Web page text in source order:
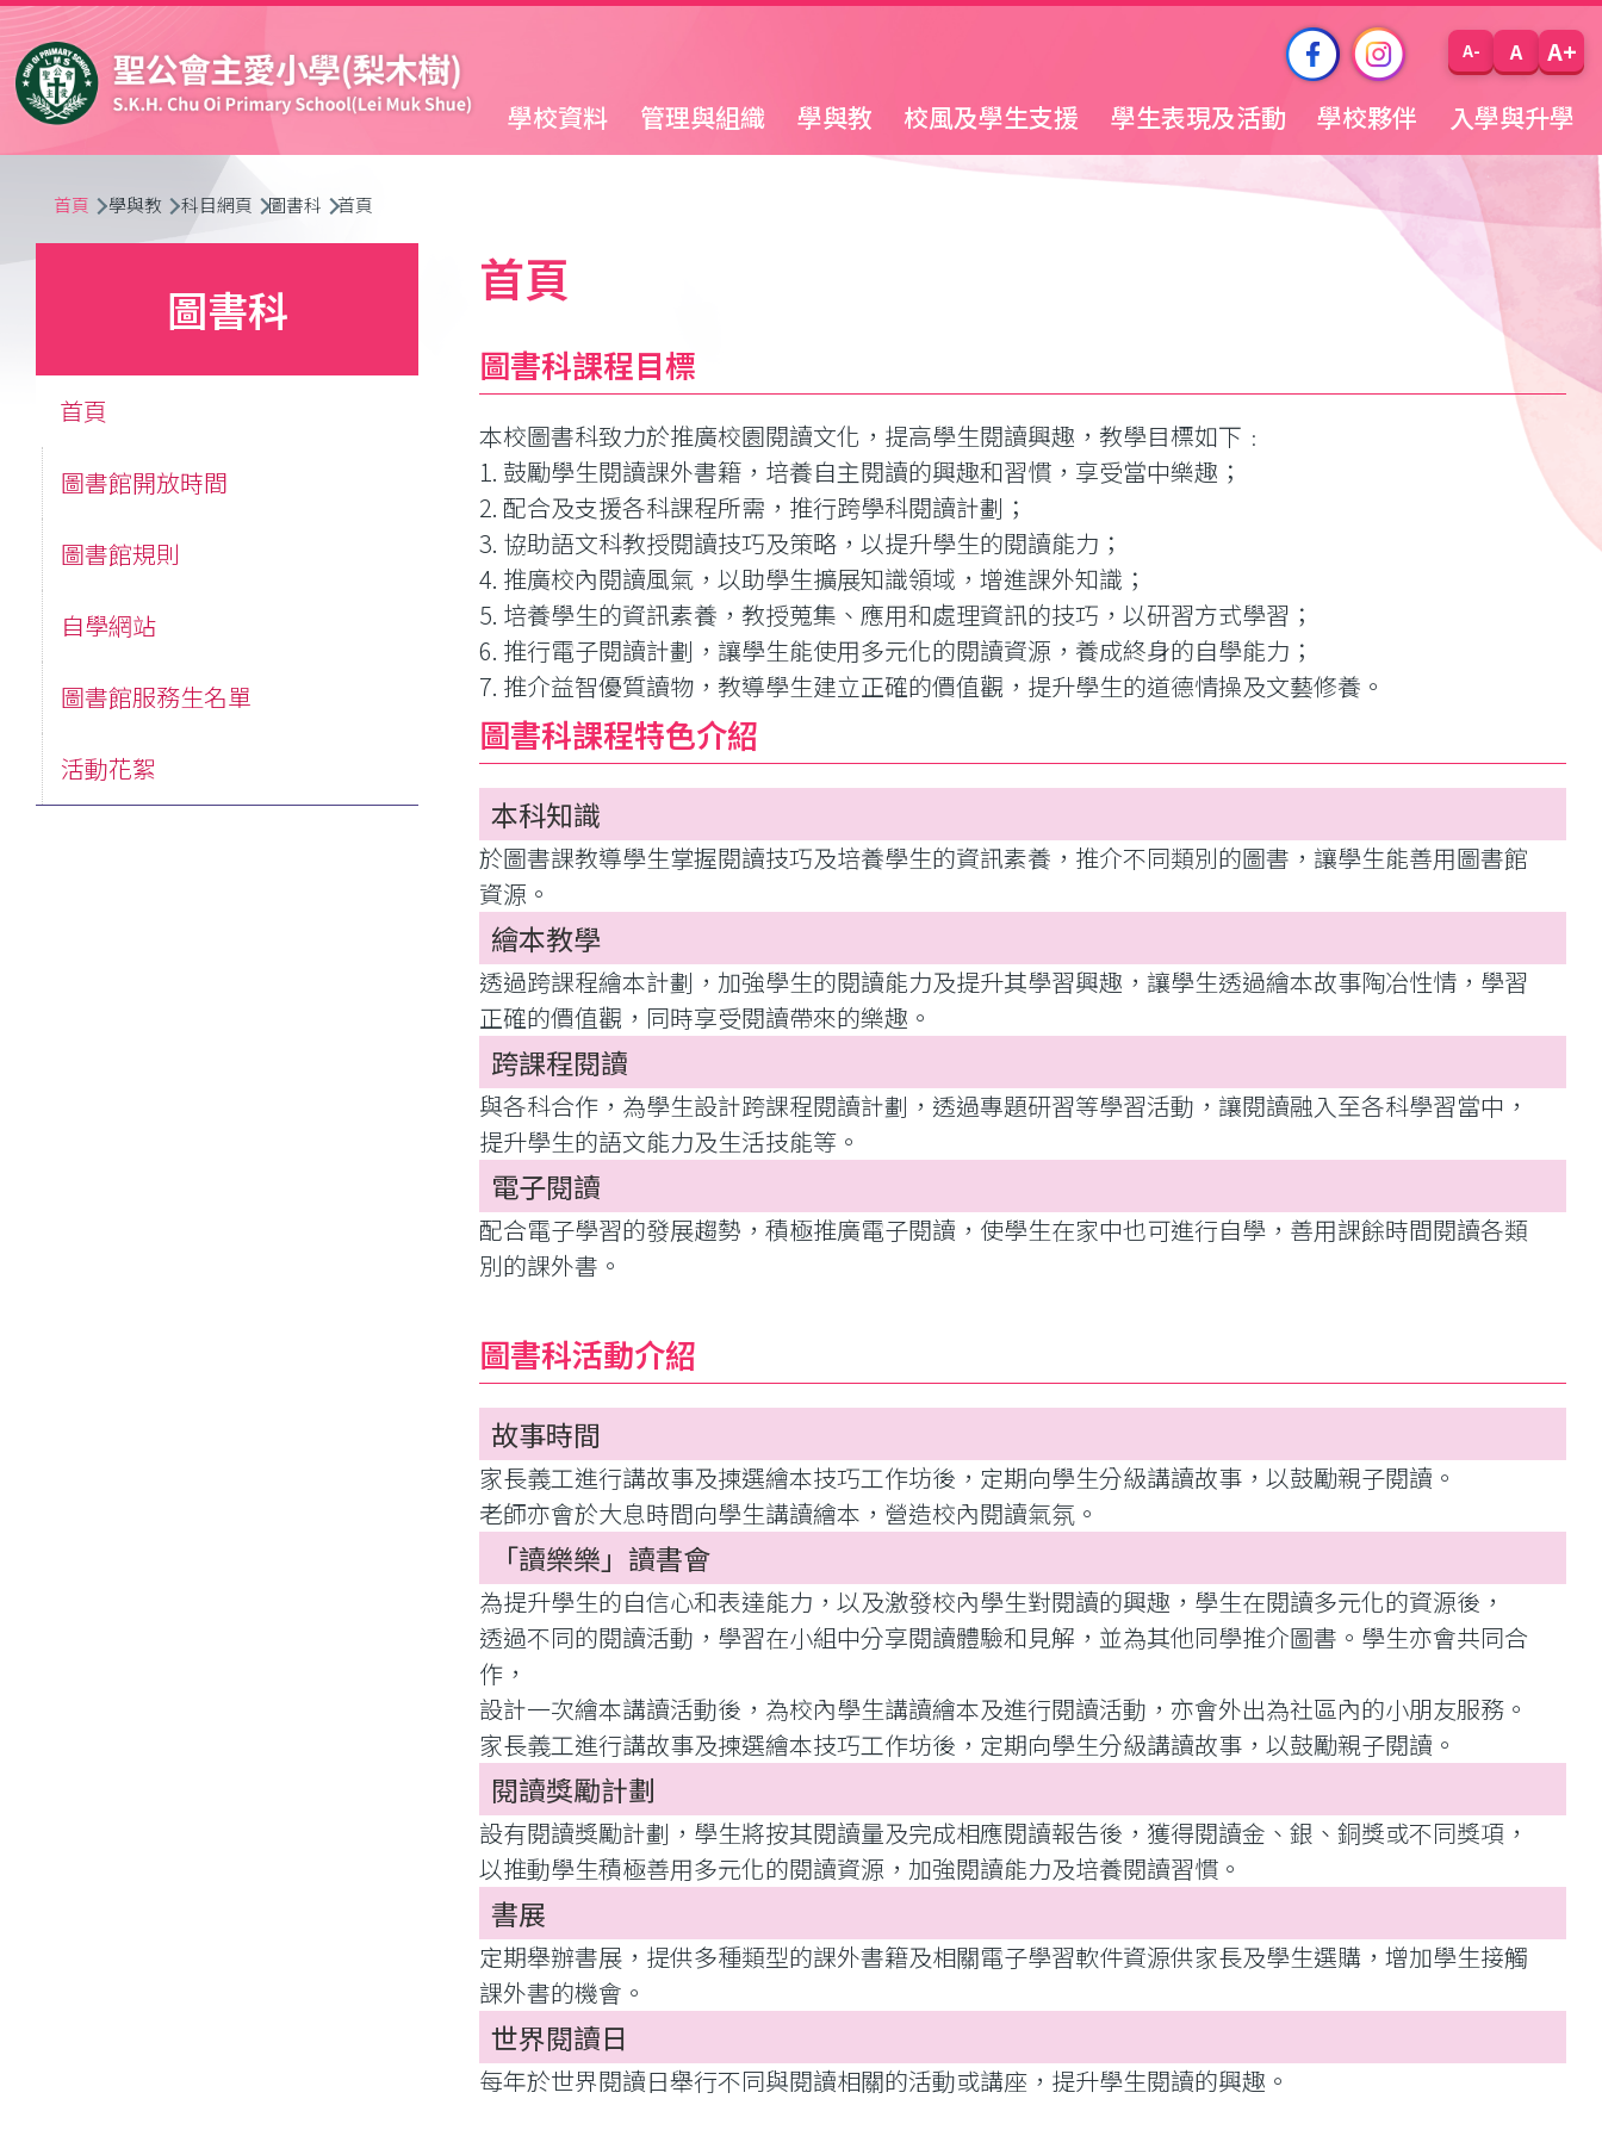
移至主內容
A- A A+
學校資料 管理與組織 學與教 校風及學生支援 學生表現及活動 學校夥伴 入學與升學
導
航
結
首頁 學與教 科目網頁 圖書科 首頁
首頁
圖書科課程目標
本校圖書科致力於推廣校園閱讀文化，提高學生閱讀興趣，教學目標如下﹕
1. 鼓勵學生閱讀課外書籍，培養自主閱讀的興趣和習慣，享受當中樂趣；
2. 配合及支援各科課程所需，推行跨學科閱讀計劃；
3. 協助語文科教授閱讀技巧及策略，以提升學生的閱讀能力；
4. 推廣校內閱讀風氣，以助學生擴展知識領域，增進課外知識；
5. 培養學生的資訊素養，教授蒐集、應用和處理資訊的技巧，以研習方式學習；
6. 推行電子閱讀計劃，讓學生能使用多元化的閱讀資源，養成終身的自學能力；
7. 推介益智優質讀物，教導學生建立正確的價值觀，提升學生的道德情操及文藝修養。
圖書科課程特色介紹
本科知識
於圖書課教導學生掌握閱讀技巧及培養學生的資訊素養，推介不同類別的圖書，讓學生能善用圖書館
資源。
繪本教學
透過跨課程繪本計劃，加強學生的閱讀能力及提升其學習興趣，讓學生透過繪本故事陶冶性情，學習
正確的價值觀，同時享受閱讀帶來的樂趣。
跨課程閱讀
與各科合作，為學生設計跨課程閱讀計劃，透過專題研習等學習活動，讓閱讀融入至各科學習當中，
提升學生的語文能力及生活技能等。
電子閱讀
配合電子學習的發展趨勢，積極推廣電子閱讀，使學生在家中也可進行自學，善用課餘時間閱讀各類
別的課外書。
圖書科活動介紹
故事時間
家長義工進行講故事及揀選繪本技巧工作坊後，定期向學生分級講讀故事，以鼓勵親子閱讀。
老師亦會於大息時間向學生講讀繪本，營造校內閱讀氣氛。
「讀樂樂」讀書會
為提升學生的自信心和表達能力，以及激發校內學生對閱讀的興趣，學生在閱讀多元化的資源後，
透過不同的閱讀活動，學習在小組中分享閱讀體驗和見解，並為其他同學推介圖書。學生亦會共同合
作，
設計一次繪本講讀活動後，為校內學生講讀繪本及進行閱讀活動，亦會外出為社區內的小朋友服務。
家長義工進行講故事及揀選繪本技巧工作坊後，定期向學生分級講讀故事，以鼓勵親子閱讀。
閱讀獎勵計劃
設有閱讀獎勵計劃，學生將按其閱讀量及完成相應閱讀報告後，獲得閱讀金、銀、銅獎或不同獎項，
以推動學生積極善用多元化的閱讀資源，加強閱讀能力及培養閱讀習慣。
書展
定期舉辦書展，提供多種類型的課外書籍及相關電子學習軟件資源供家長及學生選購，增加學生接觸
課外書的機會。
世界閱讀日
每年於世界閱讀日舉行不同與閱讀相關的活動或講座，提升學生閱讀的興趣。
圖書科
首頁
圖書館開放時間
圖書館規則
自學網站
圖書館服務生名單
活動花絮